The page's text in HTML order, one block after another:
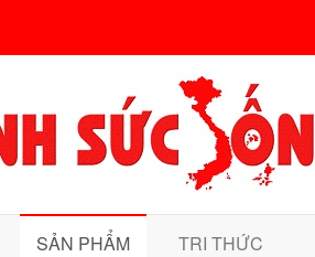
SẢN PHẨM TRI THỨC